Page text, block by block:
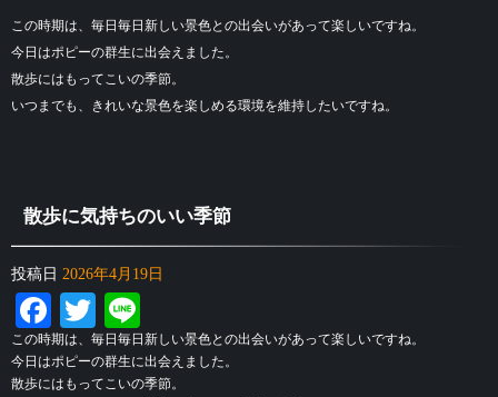
この時期は、毎日毎日新しい景色との出会いがあって楽しいですね。
今日はポピーの群生に出会えました。
散歩にはもってこいの季節。
いつまでも、きれいな景色を楽しめる環境を維持したいですね。
散歩に気持ちのいい季節
投稿日 2026年4月19日
Facebook
Twitter
この時期は、毎日毎日新しい景色との出会いがあって楽しいですね。
今日はポピーの群生に出会えました。
散歩にはもってこいの季節。